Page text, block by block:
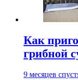
Как
грибной
9 месяцев